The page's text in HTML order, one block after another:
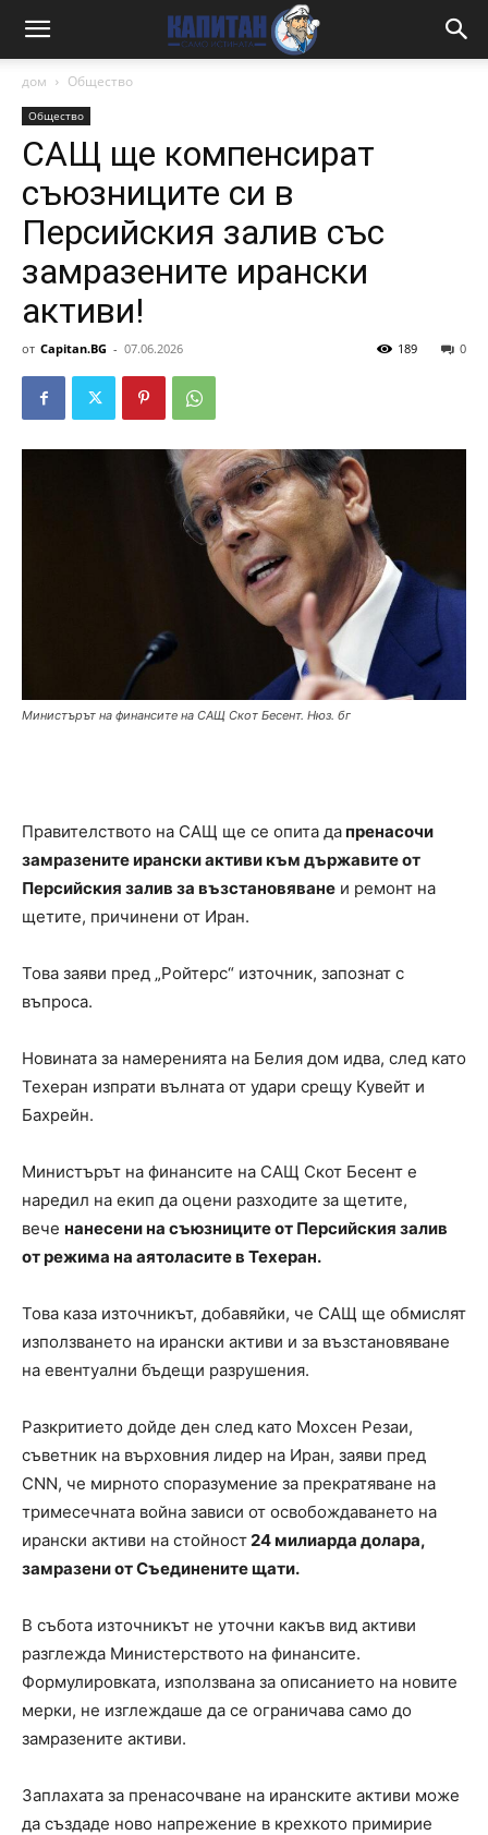
дом Общество
Общество
САЩ ще компенсират
съюзниците си в
Персийския залив със
замразените ирански
активи!
от Capitan.BG - 07.06.2026 0
189
Министърът на финансите на САЩ Скот Бесент. Нюз. бг
Правителството на САЩ ще се опита дапренасочи
замразените ирански активи към държавите от
Персийския залив за възстановяване и ремонт на
щетите, причинени от Иран.
Това заяви пред „Ройтерс“ източник, запознат с
въпроса.
Новината за намеренията на Белия дом идва, след като
Техеран изпрати вълната от удари срещу Кувейт и
Бахрейн.
Министърът на финансите на САЩ Скот Бесент е
наредил на екип да оцени разходите за щетите,
вече нанесени на съюзниците от Персийския залив
от режима на аятоласите в Техеран.
Това каза източникът, добавяйки, че САЩ ще обмислят
използването на ирански активи и за възстановяване
на евентуални бъдещи разрушения.
Разкритието дойде ден след като Мохсен Резаи,
съветник на върховния лидер на Иран, заяви пред
CNN, че мирното споразумение за прекратяване на
тримесечната война зависи от освобождаването на
ирански активи на стойност 24 милиарда долара,
замразени от Съединените щати.
В събота източникът не уточни какъв вид активи
разглежда Министерството на финансите.
Формулировката, използвана за описанието на новите
мерки, не изглеждаше да се ограничава само до
замразените активи.
Заплахата за пренасочване на иранските активи може
да създаде ново напрежение в крехкото примирие